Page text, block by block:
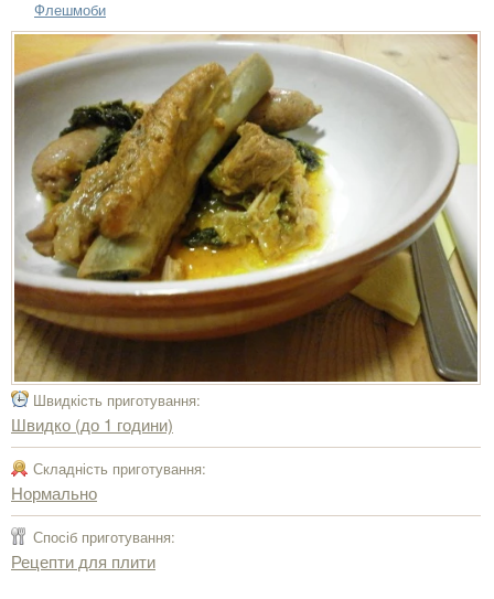
Флешмоби
Швидкість приготування:
Швидко (до 1 години)
Складність приготування:
Нормально
Спосіб приготування:
Рецепти для плити